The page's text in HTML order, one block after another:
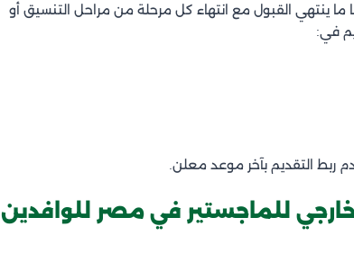
ما ينتهي القبول مع انتهاء كل مرحلة من مراحل التنسيق أو
في:
ربط التقديم بآخر موعد معلن.
للماجستير في مصر للوافدين